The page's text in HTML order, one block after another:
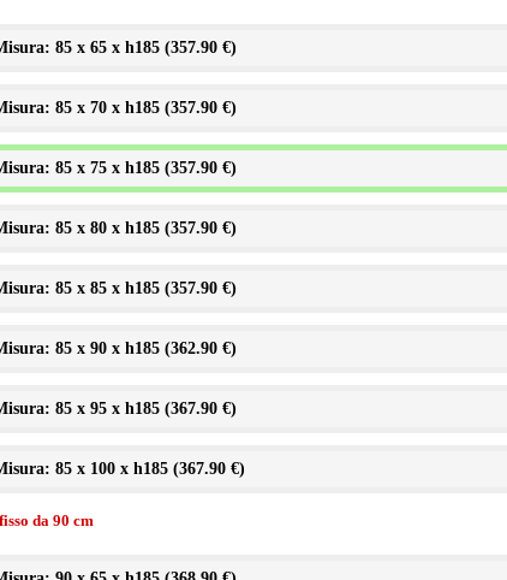
85 x 65 x h185 (357.90 €)
85 x 70 x h185 (357.90 €)
85 x 75 x h185 (357.90 €)
85 x 80 x h185 (357.90 €)
85 x 85 x h185 (357.90 €)
85 x 90 x h185 (362.90 €)
85 x 95 x h185 (367.90 €)
85 x 100 x h185 (367.90 €)
da 90 cm